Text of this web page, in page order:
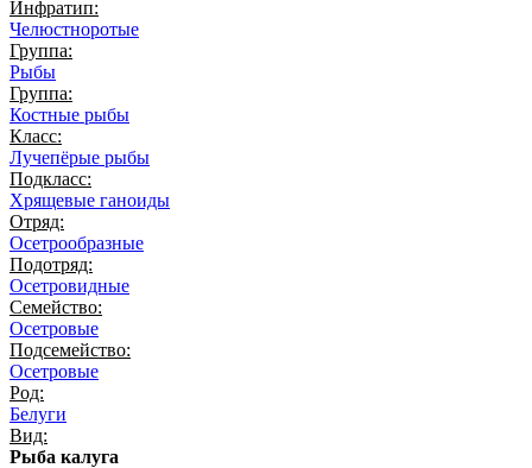
Инфратип:
Челюстноротые
Группа:
Рыбы
Группа:
Костные рыбы
Класс:
Лучепёрые рыбы
Подкласс:
Хрящевые ганоиды
Отряд:
Осетрообразные
Подотряд:
Осетровидные
Семейство:
Осетровые
Подсемейство:
Осетровые
Род:
Белуги
Вид:
Рыба калуга